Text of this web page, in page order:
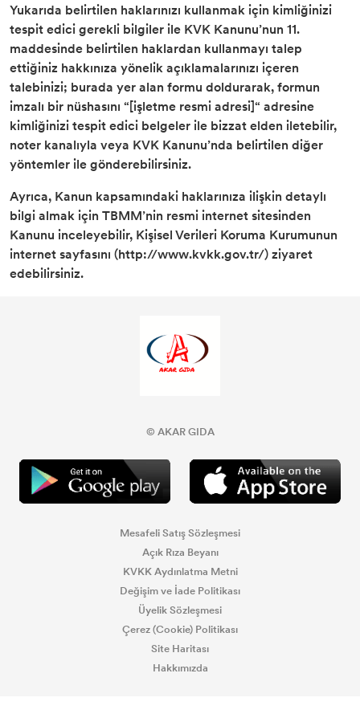
Yukarıda belirtilen haklarınızı kullanmak için kimliğinizi
tespit edici gerekli bilgiler ile KVK Kanunu’nun 11.
maddesinde belirtilen haklardan kullanmayı talep
ettiğiniz hakkınıza yönelik açıklamalarınızı içeren
talebinizi; burada yer alan formu doldurarak, formun
imzalı bir nüshasını “[işletme resmi adresi]“ adresine
kimliğinizi tespit edici belgeler ile bizzat elden iletebilir,
noter kanalıyla veya KVK Kanunu’nda belirtilen diğer
yöntemler ile gönderebilirsiniz.
Ayrıca, Kanun kapsamındaki haklarınıza ilişkin detaylı
bilgi almak için TBMM’nin resmi internet sitesinden
Kanunu inceleyebilir, Kişisel Verileri Koruma Kurumunun
internet sayfasını (http://www.kvkk.gov.tr/) ziyaret
edebilirsiniz.
© AKAR GIDA
Mesafeli Satış Sözleşmesi
Açık Rıza Beyanı
KVKK Aydınlatma Metni
Değişim ve İade Politikası
Üyelik Sözleşmesi
Çerez (Cookie) Politikası
Site Haritası
Hakkımızda